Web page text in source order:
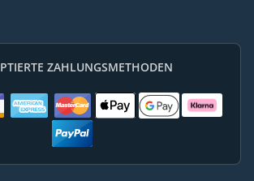
ZAHLUNGSMETHODEN